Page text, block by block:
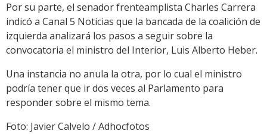
Por su parte, el senador frenteamplista Charles Carrera
indicó a Canal 5 Noticias que la bancada de la coalición de
izquierda analizará los pasos a seguir sobre la
convocatoria el ministro del Interior, Luis Alberto Heber.
Una instancia no anula la otra, por lo cual el ministro
podría tener que ir dos veces al Parlamento para
responder sobre el mismo tema.
Foto: Javier Calvelo / Adhocfotos